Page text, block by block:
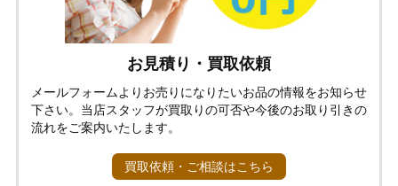
お見積り・買取依頼
メールフォームよりお売りになりたいお品の情報をお知らせ
下さい。当店スタッフが買取りの可否や今後のお取り引きの
流れをご案内いたします。
買取依頼・ご相談はこちら